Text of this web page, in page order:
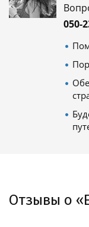
050-
Отзывы о